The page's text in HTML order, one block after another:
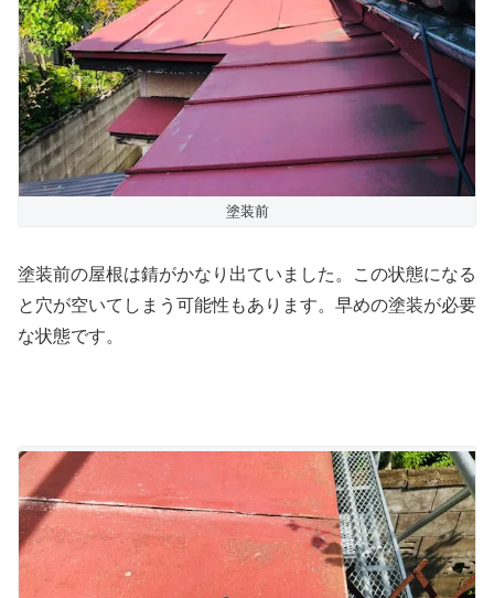
塗装前
塗装前の屋根は錆がかなり出ていました。この状態になる
と穴が空いてしまう可能性もあります。早めの塗装が必要
な状態です。